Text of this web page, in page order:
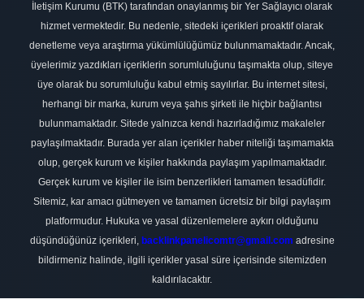
İletişim Kurumu (BTK) tarafından onaylanmış bir Yer Sağlayıcı olarak
hizmet vermektedir. Bu nedenle, sitedeki içerikleri proaktif olarak
denetleme veya araştırma yükümlülüğümüz bulunmamaktadır. Ancak,
üyelerimiz yazdıkları içeriklerin sorumluluğunu taşımakta olup, siteye
üye olarak bu sorumluluğu kabul etmiş sayılırlar. Bu internet sitesi,
herhangi bir marka, kurum veya şahıs şirketi ile hiçbir bağlantısı
bulunmamaktadır. Sitede yalnızca kendi hazırladığımız makaleler
paylaşılmaktadır. Burada yer alan içerikler haber niteliği taşımamakta
olup, gerçek kurum ve kişiler hakkında paylaşım yapılmamaktadır.
Gerçek kurum ve kişiler ile isim benzerlikleri tamamen tesadüfidir.
Sitemiz, kar amacı gütmeyen ve tamamen ücretsiz bir bilgi paylaşım
platformudur. Hukuka ve yasal düzenlemelere aykırı olduğunu
düşündüğünüz içerikleri, backlinkpanelicomtr@gmail.com adresine
bildirmeniz halinde, ilgili içerikler yasal süre içerisinde sitemizden
kaldırılacaktır.